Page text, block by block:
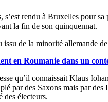
rendu à Bruxelles pour
la fin de son quinquennat.
de la minorité allemande
en Roumanie dans un
qu’il connaissait Klaus
par des Saxons mais par
des électeurs.